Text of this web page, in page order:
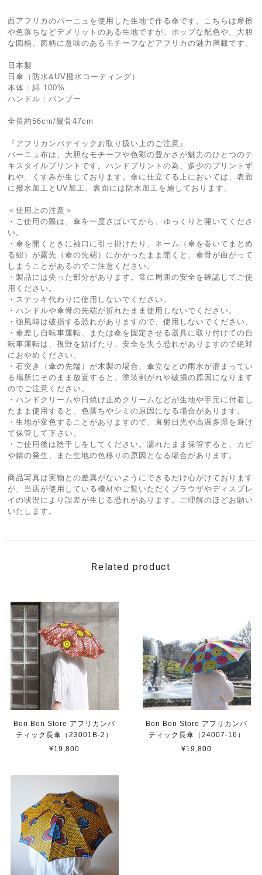
西アフリカのバーニュを使用した生地で作る傘です。こちらは摩擦
や色落ちなどデメリットのある生地ですが、ポップな配色や、大胆
な図柄、図柄に意味のあるモチーフなどアフリカの魅力満載です。
日本製
日傘（防水&UV撥水コーティング）
本体：綿 100%
ハンドル：バンブー
全長約56cm/親骨47cm
『アフリカンバテイックお取り扱い上のご注意』
バーニュ布は、大胆なモチーフや色彩の豊かさが魅力のひとつのテ
キスタイルプリントです。ハンドプリントの為、多少のプリントず
れや、くすみが生じております。傘に仕立てる上においては、表面
に撥水加工とUV加工、裏面には防水加工を施しております。
＜使用上の注意＞
・ご使用の際は、傘を一度さばいてから、ゆっくりと開いてくださ
い。
・傘を開くときに袖口に引っ掛けたり、ネーム（傘を巻いてまとめ
る紐）が露先（傘の先端）にかかったまま開くと、傘骨が曲がって
しまうことがあるのでご注意ください。
・製品には尖った部分があります。常に周囲の安全を確認してご使
用ください。
・ステッキ代わりに使用しないでください。
・ハンドルや傘骨の先端が折れたまま使用しないでください。
・強風時は破損する恐れがありますので、使用しないでください。
・傘差し自転車運転、または傘を固定させる器具に取り付けての自
転車運転は、視野を妨げたり、安全を失う恐れがありますので絶対
におやめください。
・石突き（傘の先端）が木製の場合、傘立などの雨水が溜まってい
る場所にそのまま放置すると、塗装剥がれや破損の原因になります
のでご注意ください。
・ハンドクリームや日焼け止めクリームなどが生地や手元に付着し
たまま使用すると、色落ちやシミの原因になる場合があります。
・生地が変色することがありますので、直射日光や高温多湿を避け
て保管して下さい。
・ご使用後は陰干しをしてください。濡れたまま保管すると、カビ
や錆の発生、また生地の色移りの原因となる場合があります。
商品写真は実物との差異がないようにできるだけ心がけております
が、当店が使用している機材やご覧いただくブラウザやディスプレ
イの状況により誤差が生じる恐れがあります。ご理解のほどお願い
いたします。
Related product
Bon Bon Store アフリカンバ
ティック長傘（23001B-2）
¥19,800
Bon Bon Store アフリカンバ
ティック長傘（24007-16）
¥19,800